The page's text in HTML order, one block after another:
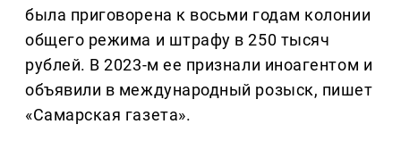
была приговорена к восьми годам колонии
общего режима и штрафу в 250 тысяч
рублей. В 2023-м ее признали иноагентом и
объявили в международный розыск, пишет
«Самарская газета».